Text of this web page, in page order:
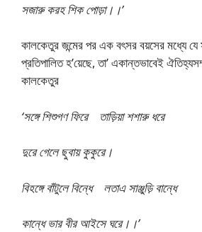
সজারু করহ শিক পোড়া।।’
কালকেতুর জন্মের পর এক বৎসর বয়সের মধ্যে যে
প্রতিপালিত হ’য়েছে, তা’ একান্তভাবেই
কালকেতুর
‘সঙ্গে শিশুগণ ফিরে তাড়িয়া শশারু ধরে
দুরে গেলে ছুবায় কুকুরে।
বিহঙ্গে বাঁটুলে বিন্ধে লতাএ সাঞ্জুড়ি বান্ধে
কান্ধে ভার বীর আইসে ঘরে।।’